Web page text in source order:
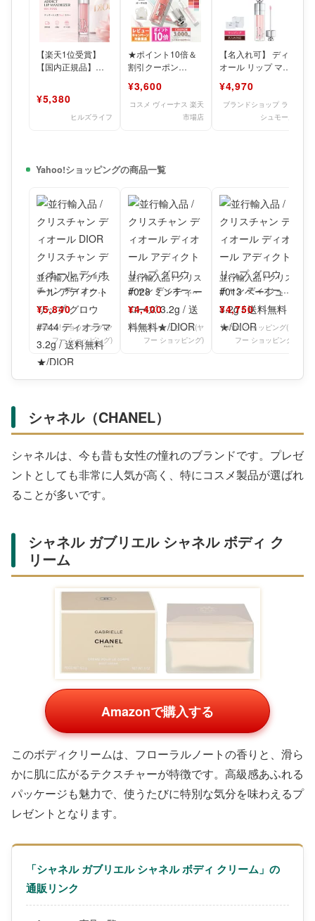
【楽天1位受賞】
【国内正規品】
キシマ
¥5,380
ヒルズライフ
★ポイント10倍＆
割引クーポン
ン ディオール ディ
オール
¥3,600
コスメ ヴィーナス 楽天
市場店
【名入れ可】 ディ
オール リップ マキ
001 アディクト
¥4,970
ブランドショップ ラッ
シュモール
Yahoo!ショッピングの商品一覧
並行輸入品 / クリス
チャン ディオール
DIOR クリスチャン
ディオール デ
¥5,840
Yahoo!ショッピング(ヤ
フー ショッピング)
並行輸入品 / クリス
チャン ディオール
ディオール アディ
クト リップ グロウ
¥4,400
Yahoo!ショッピング(ヤ
フー ショッピング)
並行輸入品 / クリス
チャン ディオール
ディオール アディ
クト リップ グロウ
¥4,750
Yahoo!ショッピング(ヤ
フー ショッピング)
シャネル（CHANEL）
シャネルは、今も昔も女性の憧れのブランドです。プレゼ
ントとしても非常に人気が高く、特にコスメ製品が選ばれ
ることが多いです。
シャネル ガブリエル シャネル ボディ ク
リーム
Amazonで購入する
このボディクリームは、フローラルノートの香りと、滑ら
かに肌に広がるテクスチャーが特徴です。高級感あふれる
パッケージも魅力で、使うたびに特別な気分を味わえるプ
レゼントとなります。
「シャネル ガブリエル シャネル ボディ クリーム」の
通販リンク